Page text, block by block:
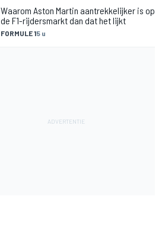
FORMULE 15 u
Waarom Aston Martin aantrekkelijker is op
de F1-rijdersmarkt dan dat het lijkt